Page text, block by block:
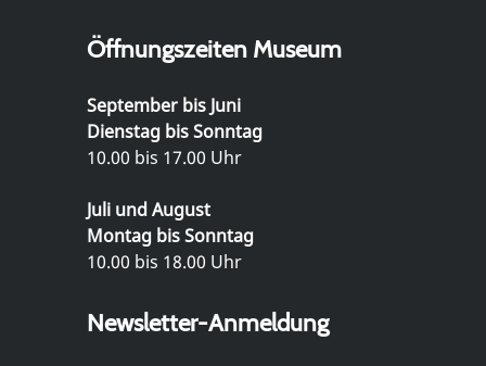
Öffnungszeiten Museum
September bis Juni
Dienstag bis Sonntag
10.00 bis 17.00 Uhr
Juli und August
Montag bis Sonntag
10.00 bis 18.00 Uhr
Newsletter-Anmeldung